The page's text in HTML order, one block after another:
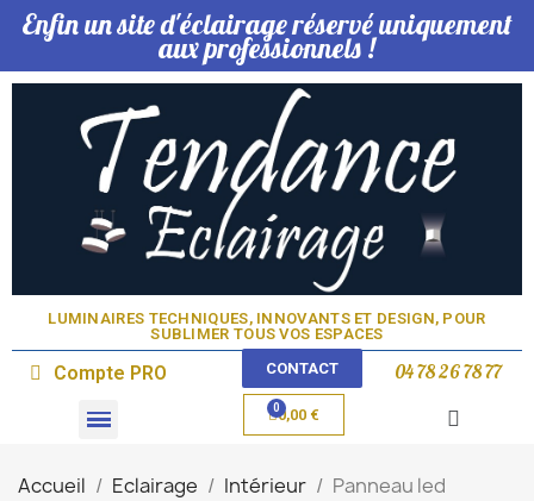
Enfin un site d'éclairage réservé uniquement
aux professionnels !
LUMINAIRES TECHNIQUES, INNOVANTS ET DESIGN, POUR
SUBLIMER TOUS VOS ESPACES​
Compte PRO CONTACT 04 78 26 78 77
0,00 €
Accueil Eclairage Intérieur Panneau led